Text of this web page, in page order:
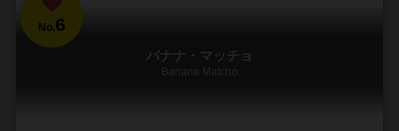
No.6
バナナ・マッチョ
Banana Matcho